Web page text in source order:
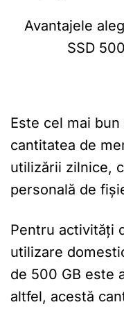
Avantajele
SSD
Este cel mai
cantitatea de
utilizării zilnice,
personală de
Pentru activități
utilizare
de 500 GB este
altfel, acestă